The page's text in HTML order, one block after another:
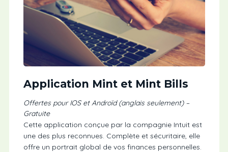
Application Mint et Mint Bills
Offertes pour IOS et Androïd (anglais seulement) –
Gratuite
Cette application conçue par la compagnie Intuit est
une des plus reconnues. Complète et sécuritaire, elle
offre un portrait global de vos finances personnelles.